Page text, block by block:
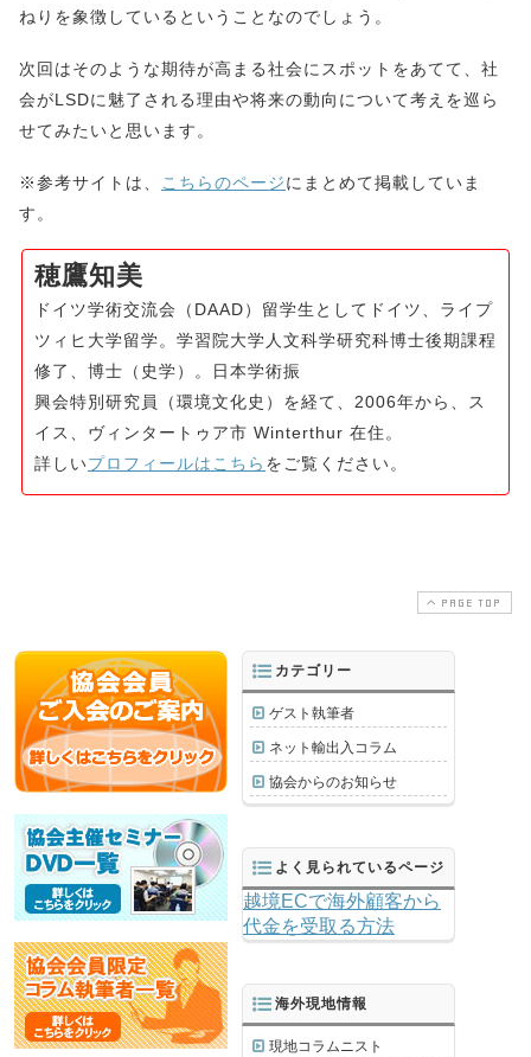
ねりを象徴しているということなのでしょう。
次回はそのような期待が高まる社会にスポットをあてて、社
会がLSDに魅了される理由や将来の動向について考えを巡ら
せてみたいと思います。
※参考サイトは、 こちらのページにまとめて掲載していま
す。
穂鷹知美
ドイツ学術交流会（DAAD）留学生としてドイツ、ライプ
ツィヒ大学留学。学習院大学人文科学研究科博士後期課程
修了、博士（史学）。日本学術振
興会特別研究員（環境文化史）を経て、2006年から、ス
イス、ヴィンタートゥア市 Winterthur 在住。
詳しいプロフィールはこちら をご覧ください。
PAGE TOP
カテゴリー
ゲスト執筆者
ネット輸出入コラム
協会からのお知らせ
よく見られているページ
越境ECで海外顧客から
代金を受取る方法
海外現地情報
現地コラムニスト